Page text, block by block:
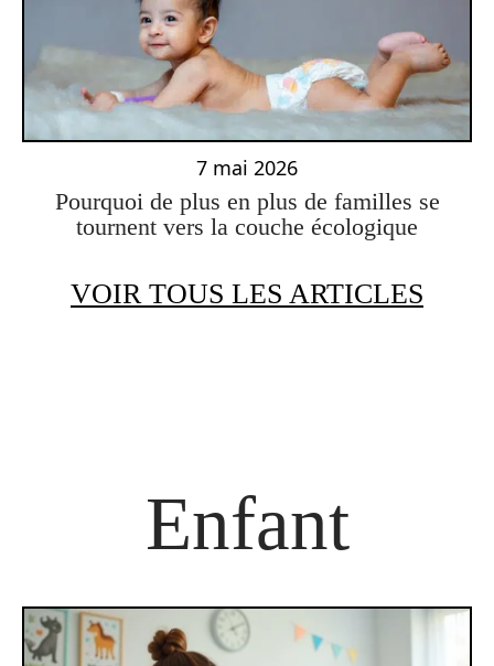
7 mai 2026
Pourquoi de plus en plus de familles se
tournent vers la couche écologique
VOIR TOUS LES ARTICLES
Enfant